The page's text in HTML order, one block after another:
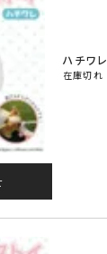
ハチワレ
在庫切れ